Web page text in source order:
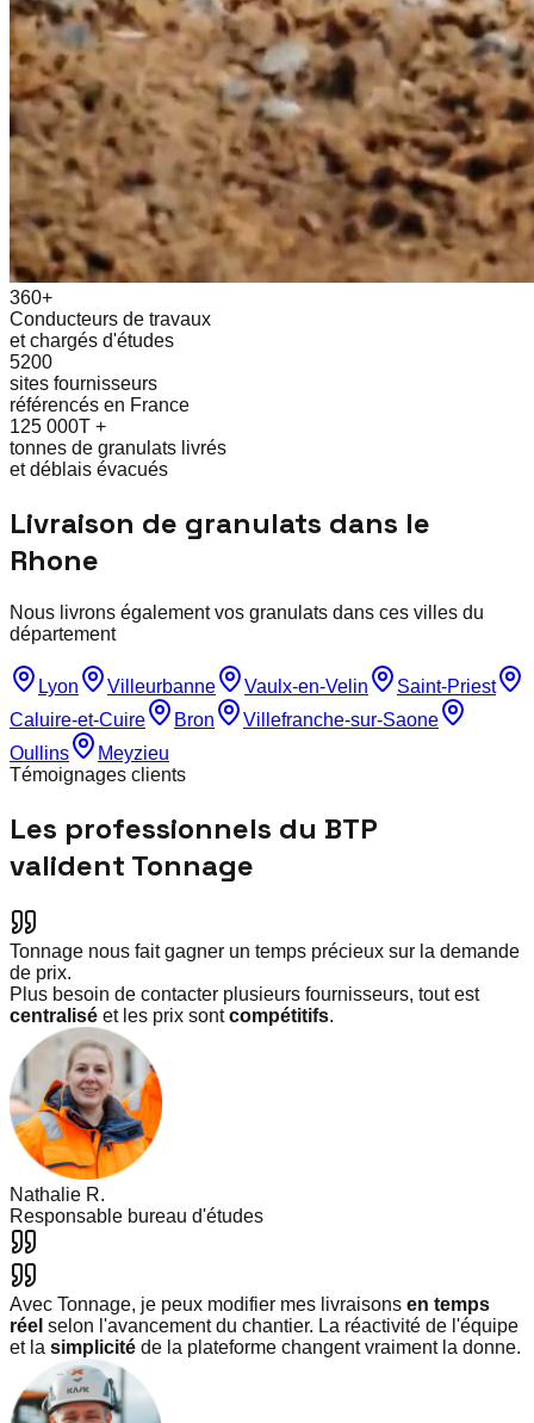
360+
Conducteurs de travaux
et chargés d'études
5200
sites fournisseurs
référencés en France
125 000T +
tonnes de granulats livrés
et déblais évacués
Livraison de granulats dans le
Rhone
Nous livrons également vos granulats dans ces villes du
département
Lyon Villeurbanne Vaulx-en-Velin
Saint-Priest
Caluire-et-Cuire
Bron
Villefranche-sur-Saone
Oullins
Meyzieu
Témoignages clients
Les professionnels du BTP
valident Tonnage
Tonnage nous fait gagner un temps précieux sur la demande
de prix.
Plus besoin de contacter plusieurs fournisseurs, tout est
centralisé et les prix sontcompétitifs.
Nathalie R.
Responsable bureau d'études
Avec Tonnage, je peux modifier mes livraisons en temps
réel selon l'avancement du chantier. La réactivité de l'équipe
et la simplicité de la plateforme changent vraiment la donne.